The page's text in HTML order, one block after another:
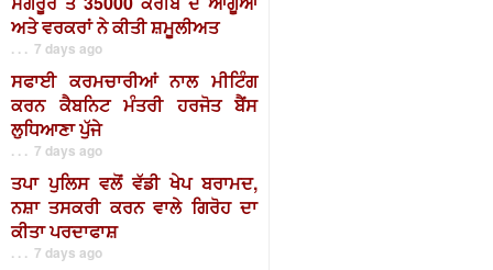
ਅਤੇ ਵਰਕਰਾਂ ਨੇ ਕੀਤੀ ਸ਼ਮੂਲੀਅਤ
. . . 7 days ago
ਸਫਾਈ ਕਰਮਚਾਰੀਆਂ ਨਾਲ ਮੀਟਿੰਗ
ਕਰਨ ਕੈਬਨਿਟ ਮੰਤਰੀ ਹਰਜੋਤ ਬੈਂਸ
ਲੁਧਿਆਣਾ ਪੁੱਜੇ
. . . 7 days ago
ਤਪਾ ਪੁਲਿਸ ਵਲੋਂ ਵੱਡੀ ਖੇਪ ਬਰਾਮਦ,
ਨਸ਼ਾ ਤਸਕਰੀ ਕਰਨ ਵਾਲੇ ਗਿਰੋਹ ਦਾ
ਕੀਤਾ ਪਰਦਾਫਾਸ਼
. . . 7 days ago